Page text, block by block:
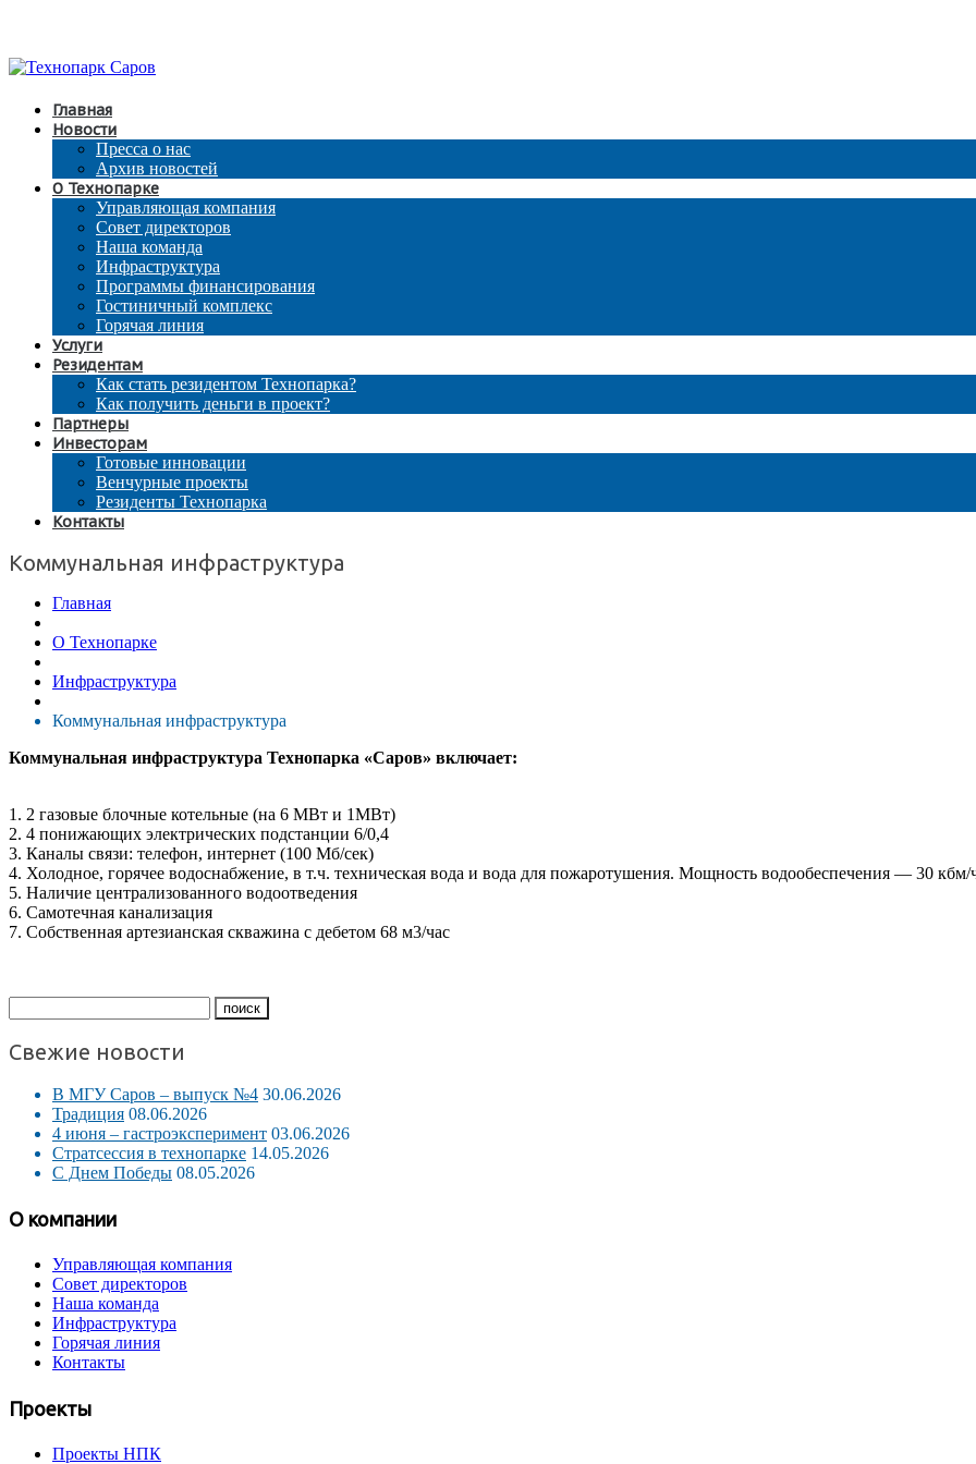
Главная
Новости
Пресса о нас
Архив новостей
О Технопарке
Управляющая компания
Совет директоров
Наша команда
Инфраструктура
Программы финансирования
Гостиничный комплекс
Горячая линия
Услуги
Резидентам
Как стать резидентом Технопарка?
Как получить деньги в проект?
Партнеры
Инвесторам
Готовые инновации
Венчурные проекты
Резиденты Технопарка
Контакты
Коммунальная инфраструктура
Главная
О Технопарке
Инфраструктура
Коммунальная инфраструктура
Коммунальная инфраструктура Технопарка «Саров» включает:
1. 2 газовые блочные котельные (на 6 МВт и 1МВт)
2. 4 понижающих электрических подстанции 6/0,4
3. Каналы связи: телефон, интернет (100 Мб/сек)
4. Холодное, горячее водоснабжение, в т.ч. техническая вода и вода для пожаротушения. Мощность водообеспечения — 30 кбм/
5. Наличие централизованного водоотведения
6. Самотечная канализация
7. Собственная артезианская скважина с дебетом 68 м3/час
Свежие новости
В МГУ Саров – выпуск №4 30.06.2026
Традиция 08.06.2026
4 июня – гастроэксперимент 03.06.2026
Стратсессия в технопарке 14.05.2026
С Днем Победы 08.05.2026
О компании
Управляющая компания
Совет директоров
Наша команда
Инфраструктура
Горячая линия
Контакты
Проекты
Проекты НПК